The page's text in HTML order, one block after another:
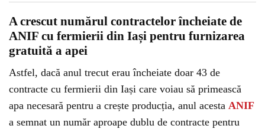
A crescut numărul contractelor încheiate de
ANIF cu fermierii din Iași pentru furnizarea
gratuită a apei
Astfel, dacă anul trecut erau încheiate doar 43 de
contracte cu fermierii din Iași care voiau să primească
apa necesară pentru a crește producția, anul acesta ANIF
a semnat un număr aproape dublu de contracte pentru